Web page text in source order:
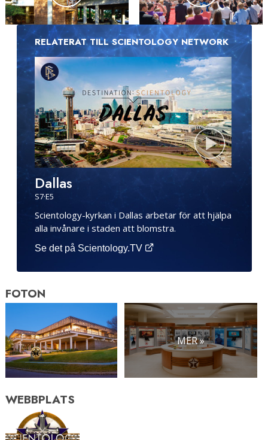
RELATERAT TILL SCIENTOLOGY NETWORK
Dallas
S7·E5
Scientology-kyrkan i Dallas arbetar för att hjälpa
alla invånare i staden att blomstra.
Se det på Scientology.TV
FOTON
MER »
WEBBPLATS